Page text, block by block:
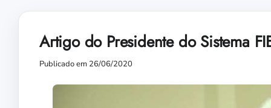
Artigo do Presidente do Sistema
Publicado em 26/06/2020